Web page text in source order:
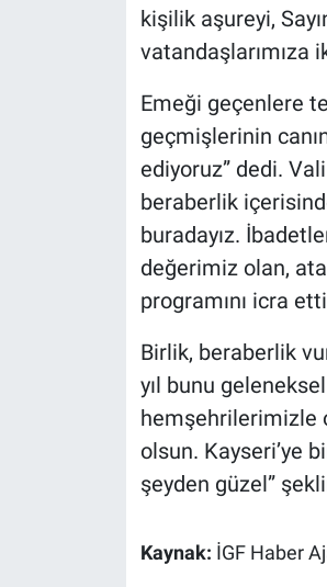
kişilik aşureyi,
vatandaşlarımıza
Emeği geçenlere
geçmişlerinin
ediyoruz” dedi.
beraberlik
buradayız.
değerimiz olan,
programını icra
Birlik, beraberlik
yıl bunu
hemşehrilerimizle
olsun. Kayseri’ye
şeyden güzel”
Kaynak: İGF Haber